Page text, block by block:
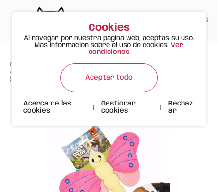
ES
Gato Feliz Productos > >
Juguete de Peluche FOFOS para Perros – Mariposa Rosa con Sonido
(Colección Primavera)
Cookies
Al navegar por nuestra página web, aceptas su uso.
Más información sobre el uso de cookies. Ver
condiciones
Aceptar todo
Acerca de las
cookies
Gestionar
cookies
Rechaz
ar